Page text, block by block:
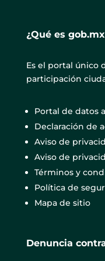
¿Qué es
Es el portal único
participación
Portal de datos
Declaración de
Aviso de
Aviso de
Términos y
Política de
Mapa de sitio
Denuncia